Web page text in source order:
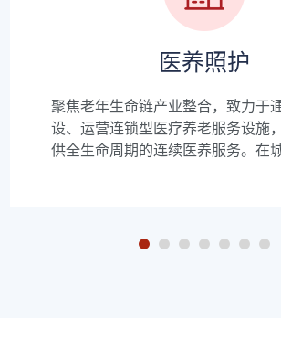
医养照护
聚焦老年生命链产业整合，致力于
设、运营连锁型医疗养老服务设施
供全生命周期的连续医养服务。在
余人。